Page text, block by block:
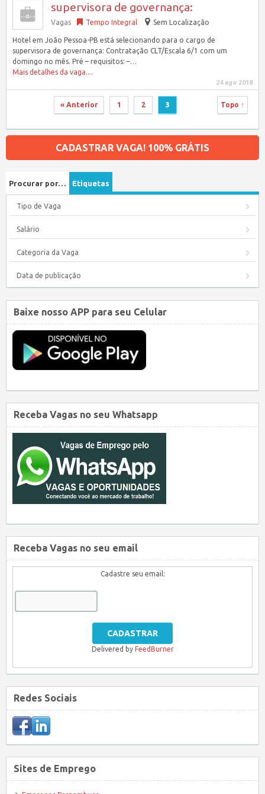
supervisora de governança:
Vagas Tempo Integral Sem Localização
Hotel em João Pessoa-PB está selecionando para o cargo de
supervisora de governança: Contratação CLT/Escala 6/1 com um
domingo no mês. Pré – requisitos: –…
Mais detalhes da vaga....
24 ago 2018
« Anterior 1 2 3 Topo ↑
CADASTRAR VAGA! 100% GRÁTIS
Procurar por… Etiquetas
Tipo de Vaga
Salário
Categoria da Vaga
Data de publicação
Baixe nosso APP para seu Celular
Receba Vagas no seu Whatsapp
Receba Vagas no seu email
Cadastre seu email:
Delivered by FeedBurner
Redes Sociais
Sites de Emprego